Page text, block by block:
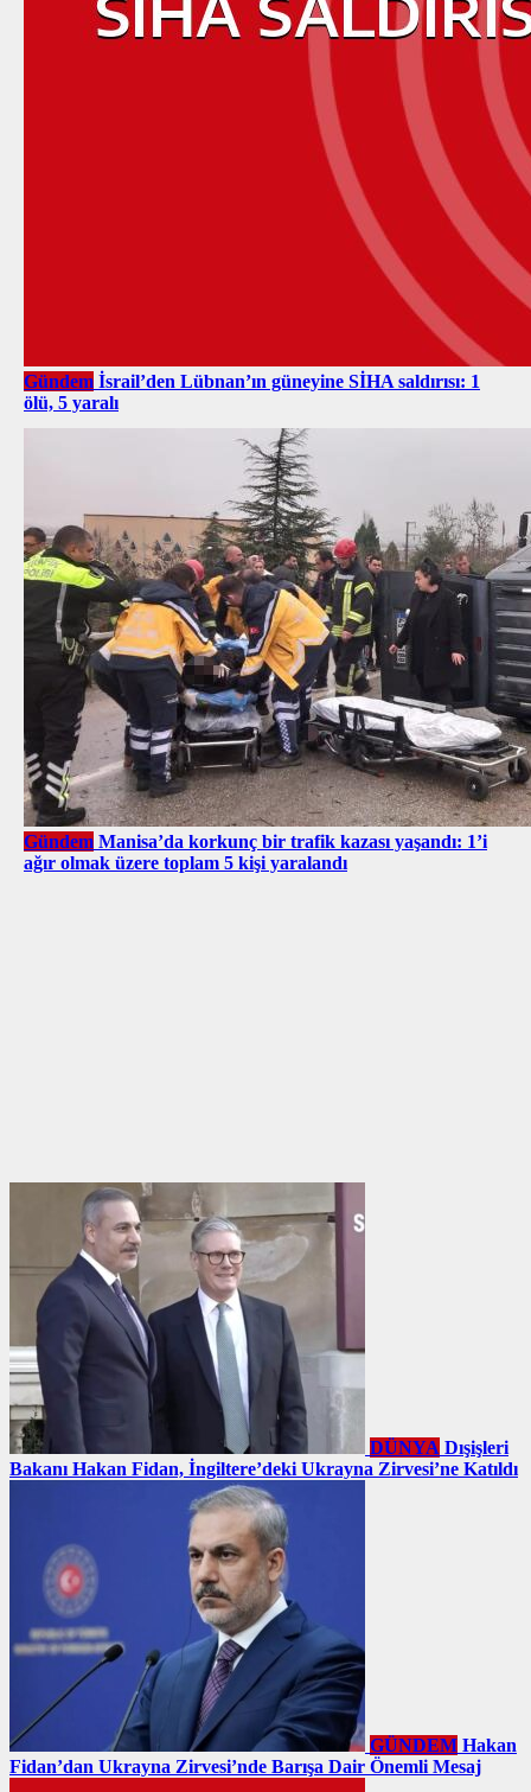
Gündem İsrail’den Lübnan’ın güneyine SİHA saldırısı: 1
ölü, 5 yaralı
Gündem Manisa’da korkunç bir trafik kazası yaşandı: 1’i
ağır olmak üzere toplam 5 kişi yaralandı
DÜNYA Dışişleri
Bakanı Hakan Fidan, İngiltere’deki Ukrayna Zirvesi’ne Katıldı
GÜNDEM Hakan
Fidan’dan Ukrayna Zirvesi’nde Barışa Dair Önemli Mesaj